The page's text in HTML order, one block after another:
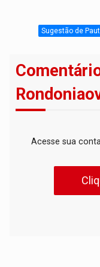
Sugestão de
Acesse sua